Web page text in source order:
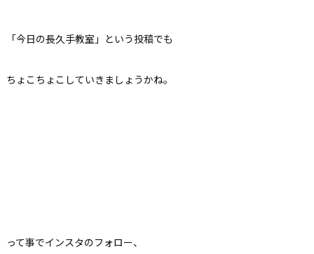
「今日の長久手教室」という投稿でも
ちょこちょこしていきましょうかね。
って事でインスタのフォロー、